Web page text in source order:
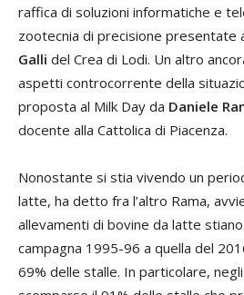
raffica di soluzioni informatiche e
zootecnia di precisione presentate
Galli del Crea di Lodi. Un altro
aspetti controcorrente della
proposta al Milk Day da Daniele
docente alla Cattolica di Piacenza.
Nonostante si stia vivendo un
latte, ha detto fra l’altro Rama,
allevamenti di bovine da latte stiano
campagna 1995-96 a quella del
69% delle stalle. In particolare,